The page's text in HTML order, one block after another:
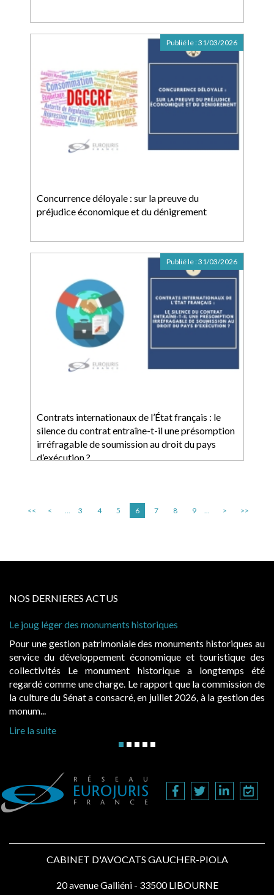
Concurrence déloyale : sur la preuve du
préjudice économique et du dénigrement
Publié le :31/03/2026
Contrats internationaux de l’État français : le
silence du contrat entraîne-t-il une présomption
irréfragable de soumission au droit du pays
d’exécution ?
Publié le :31/03/2026
<< < ... 3 4 5 6 7 8 9 ... > >>
NOS DERNIERES ACTUS
léger des monuments historiques
gestion patrimoniale des monuments historiques au
du développement économique et touristique des
Le monument historique a longtemps été
comme une charge. Le rapport que la commission de
du Sénat a consacré, en juillet 2026, à la gestion des
suite
public,
CABINET D'AVOCATS GAUCHER-PIOLA
20 avenue Galliéni - 33500 LIBOURNE